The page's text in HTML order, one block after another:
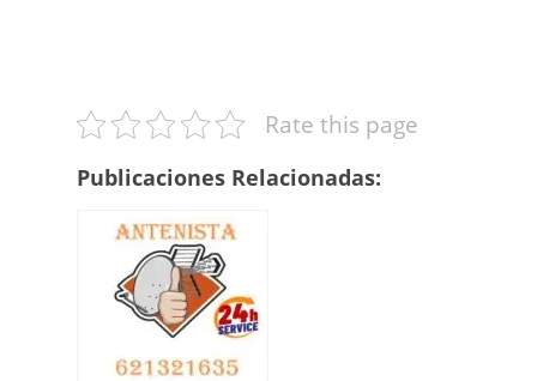
Rate this page
Publicaciones Relacionadas: